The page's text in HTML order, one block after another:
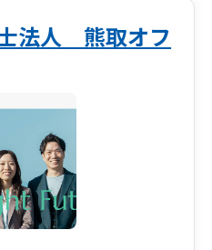
法人 熊取オフ